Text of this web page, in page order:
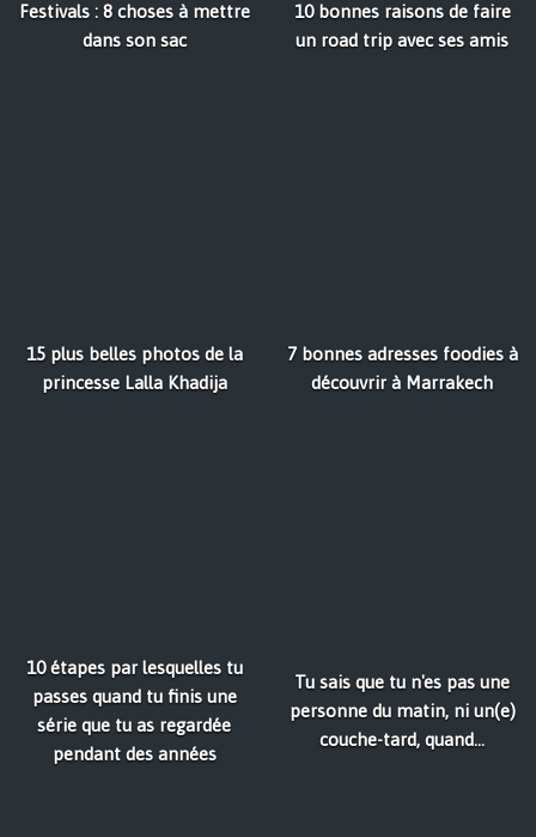
Festivals : 8 choses à mettre
dans son sac
10 bonnes raisons de faire
un road trip avec ses amis
15 plus belles photos de la
princesse Lalla Khadija
7 bonnes adresses foodies à
découvrir à Marrakech
10 étapes par lesquelles tu
passes quand tu finis une
série que tu as regardée
pendant des années
Tu sais que tu n'es pas une
personne du matin, ni un(e)
couche-tard, quand...